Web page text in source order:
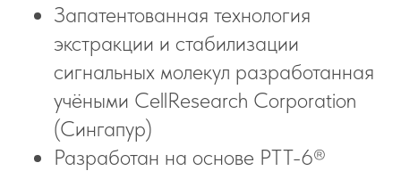
Запатентованная технология
экстракции и стабилизации
сигнальных молекул разработанная
учёными CellResearch Corporation
(Сингапур)
Разработан на основе PTT-6®